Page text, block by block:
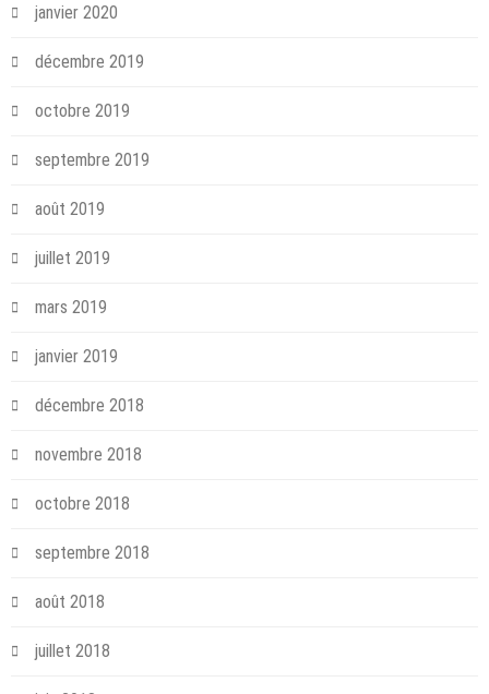
janvier 2020
décembre 2019
octobre 2019
septembre 2019
août 2019
juillet 2019
mars 2019
janvier 2019
décembre 2018
novembre 2018
octobre 2018
septembre 2018
août 2018
juillet 2018